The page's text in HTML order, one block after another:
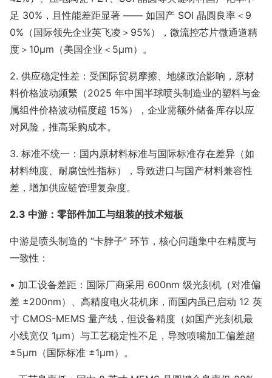
足 30%，且性能差距显著 —— 如国产 SOI 晶圆良率＜9
0%（国际领先企业英飞凌＞95%），微流控芯片微通道精
度＞10μm（美国企业＜5μm）。
2. 供应稳定性差：受国际贸易摩擦、地缘政治影响，原材
料价格波动频繁（2025 年中国半球喷头制造业的塑料与金
属组件价格波动幅度超 15%），企业需额外储备库存以应
对风险，推高采购成本。
3. 标准不统一：国内原材料标准与国际标准存在差异（如
材料纯度、耐腐蚀性指标），导致进口与国产材料兼容性
差，增加供应链管理复杂度。
2.3 中游：零部件加工与组装的技术短板
中游是喷头制造的 “卡脖子” 环节，核心问题集中在精度与
一致性：
• 加工设备差距：国际厂商采用 600nm 级光刻机（对准偏
差 ±200nm）、高精度电火花机床，而国内虽已启动 12 英
寸 CMOS-MEMS 量产线，但设备精度（如国产光刻机最
小线宽仅 1μm）与工艺稳定性不足，导致喷嘴加工偏差超
±5μm（国际标准 ±1μm）。